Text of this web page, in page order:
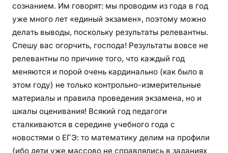
сознанием. Им говорят: мы проводим из года в год
уже много лет «единый экзамен», поэтому можно
делать выводы, поскольку результаты релевантны.
Спешу вас огорчить, господа! Результаты вовсе не
релевантны по причине того, что каждый год
меняются и порой очень кардинально (как было в
этом году) не только контрольно-измерительные
материалы и правила проведения экзамена, но и
шкалы оценивания! Всякий год педагоги
сталкиваются в середине учебного года с
новостями о ЕГЭ: то математику делим на профили
(ибо дети уже массово не справлялись в заданиях